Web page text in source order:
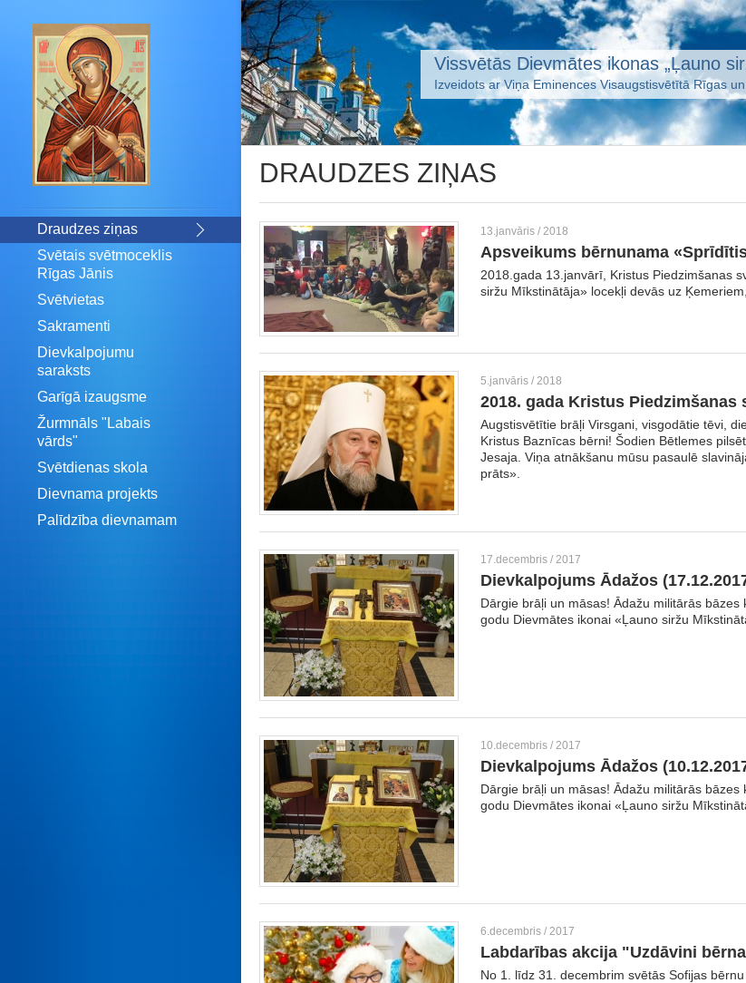
Draudzes ziņas
Svētais svētmoceklis
Rīgas Jānis
Svētvietas
Sakramenti
Dievkalpojumu
saraksts
Garīgā izaugsme
Žurmnāls "Labais
vārds"
Svētdienas skola
Dievnama projekts
Palīdzība dievnamam
Vissvētās Dievmātes ikonas „Ļauno
Izveidots ar Viņa Eminences Visaugstisvētītā Rīgas
DRAUDZES ZIŅAS
13.janvāris / 2018
Apsveikums bērnunama
2018.gada 13.janvārī, Kristus Piedzimšanas
siržu Mīkstinātāja» locekļi devās uz
5.janvāris / 2018
2018. gada Kristus Piedzimšanas
Augstisvētītie brāļi Virsgani, visgodātie tēvi,
Kristus Baznīcas bērni! Šodien Bētlemes
Jesaja. Viņa atnākšanu mūsu pasaulē
prāts».
17.decembris / 2017
Dievkalpojums Ādažos
Dārgie brāļi un māsas! Ādažu militārās
godu Dievmātes ikonai «Ļauno siržu
10.decembris / 2017
Dievkalpojums Ādažos
Dārgie brāļi un māsas! Ādažu militārās
godu Dievmātes ikonai «Ļauno siržu
6.decembris / 2017
Labdarības akcija "Uzdāvini
No 1. līdz 31. decembrim svētās Sofijas